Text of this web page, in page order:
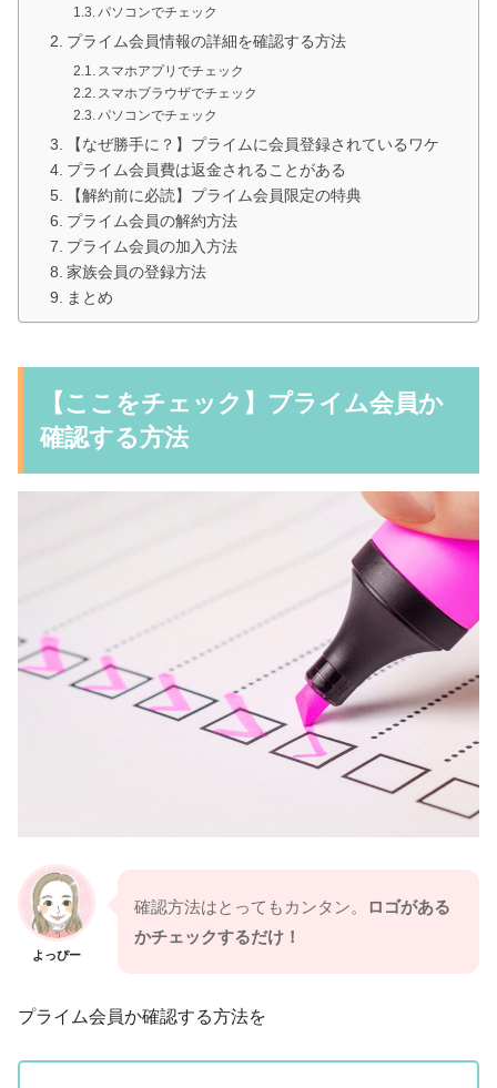
パソコンでチェック
プライム会員情報の詳細を確認する方法
スマホアプリでチェック
スマホブラウザでチェック
パソコンでチェック
【なぜ勝手に？】プライムに会員登録されているワケ
プライム会員費は返金されることがある
【解約前に必読】プライム会員限定の特典
プライム会員の解約方法
プライム会員の加入方法
家族会員の登録方法
まとめ
【ここをチェック】プライム会員か
確認する方法
よっぴー
確認方法はとってもカンタン。
ロゴがある
かチェックするだけ！
プライム会員か確認する方法を